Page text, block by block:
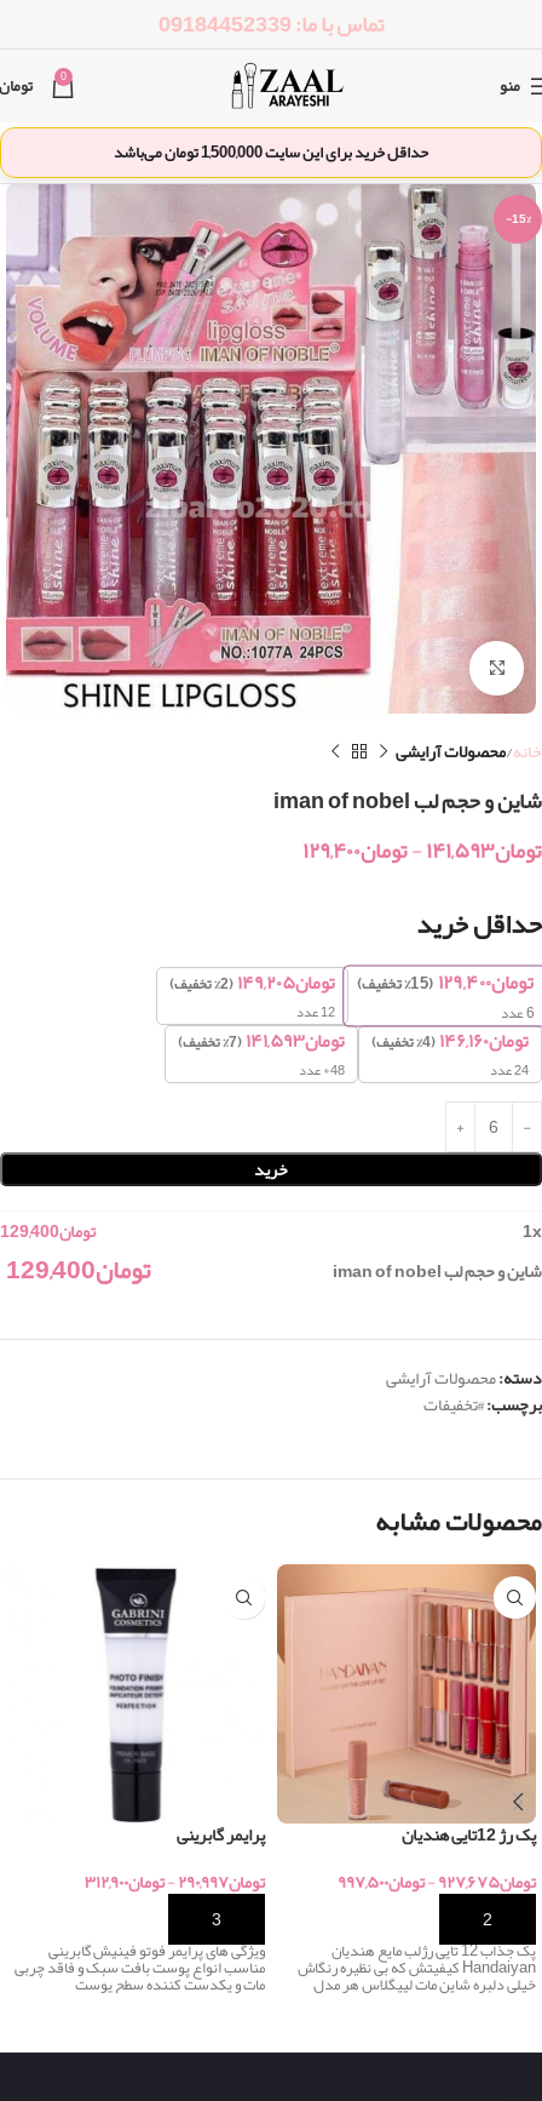
تماس با ما: 09184452339
منو 0 تومان
حداقل خرید برای این سایت1,500,000تومان می‌باشد
-15%
بزرگنمایی تصویر
خانه محصولات آرایشی
شاین و حجم لب iman of nobel
تومان۱۴۱,۵۹۳-تومان۱۲۹,۴۰۰
حداقل خرید
تومان۱۲۹,۴۰۰(15% تخفیف)
6عدد
تومان۱۴۹,۲۰۵(2% تخفیف)
12 عدد
تومان۱۴۶,۱۶۰(4% تخفیف)
24 عدد
تومان۱۴۱,۵۹۳(7% تخفیف)
48+ عدد
خرید
1x تومان129,400
شاین و حجم لب iman of nobel
تومان129,400
دسته:محصولات آرایشی
برچسب:#تخفیفات
محصولات مشابه
پک رژ 12تایی هندیان
تومان۹۲۷,۶۷۵-تومان۹۹۷,۵۰۰
پک جذاب 12 تایی رژلب مایع هندیان
Handaiyan کیفیتش که بی نظیره رنگاش
خیلی دلبره شاین مات لیپگلاس هر مدل
پرایمر گابرینی
تومان۲۹۰,۹۹۷-تومان۳۱۲,۹۰۰
ویژگی های پرایمر فوتو فینیش گابرینی
مناسب انواع پوست بافت سبک و فاقد چربی
مات و یکدست کننده سطح پوست